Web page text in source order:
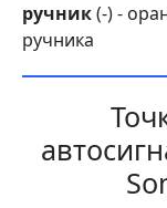
ручник(-) -
ручника